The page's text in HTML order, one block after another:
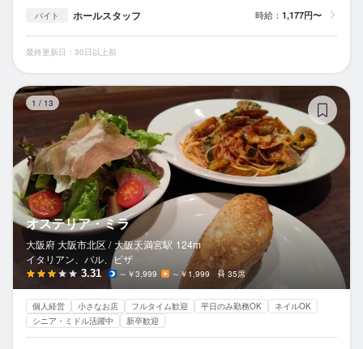
バイト ホールスタッフ 時給： 1,177円〜
最終更新日：30日以上前
1 / 13
オステリア・ミラ
大阪府 大阪市北区 / 大阪天満宮駅 124m
イタリアン、バル、ピザ
3.31 ～￥3,999 ～￥1,999 35席
個人経営 小さなお店 フルタイム歓迎 平日のみ勤務OK
ネイルOK
シニア・ミドル活躍中
新卒歓迎